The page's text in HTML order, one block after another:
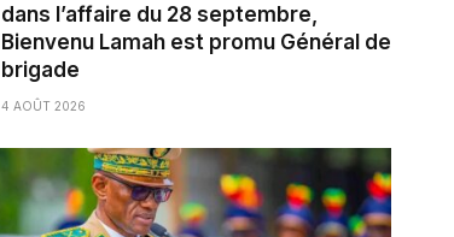
dans l’affaire du 28 septembre,
Bienvenu Lamah est promu Général de
brigade
4 AOÛT 2026